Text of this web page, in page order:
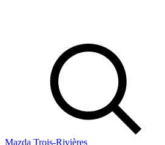
Mazda Trois-Rivières